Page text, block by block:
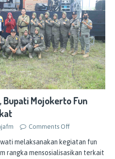
Bupati Mojokerto Fun
Comments Off
melaksanakan kegiatan fun
rangka mensosialisasikan terkait